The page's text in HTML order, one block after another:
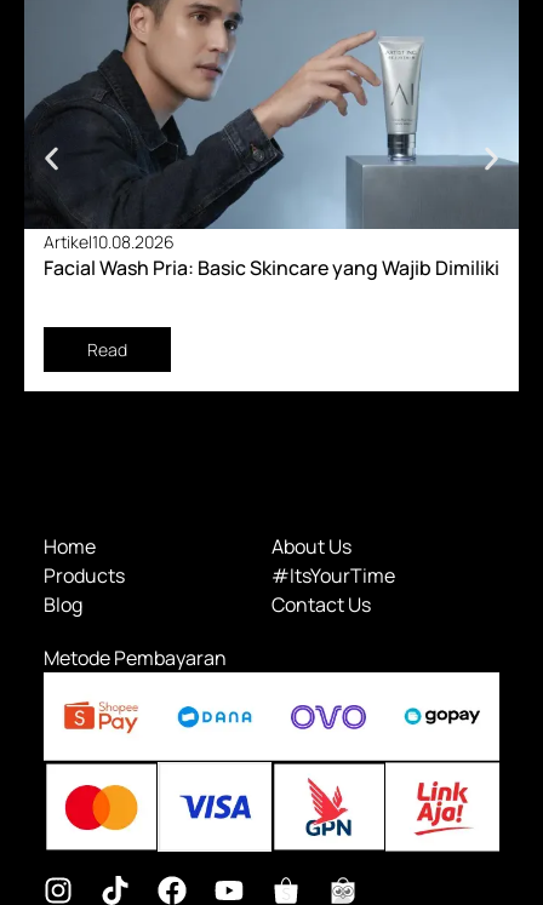
Artikel10.08.2026
Facial Wash Pria: Basic Skincare yang Wajib Dimiliki
Read
Home
About Us
Products
#ItsYourTime
Blog
Contact Us
Metode Pembayaran